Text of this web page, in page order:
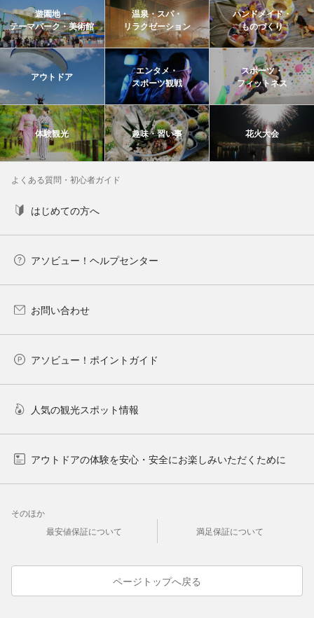
遊園地・
テーマパーク・美術館
温泉・スパ・
リラクゼーション
ハンドメイド・
ものづくり
アウトドア
エンタメ・
スポーツ観戦
スポーツ・
フィットネス
体験観光 趣味・習い事 花火大会
よくある質問・初心者ガイド
はじめての方へ
アソビュー！ヘルプセンター
お問い合わせ
アソビュー！ポイントガイド
人気の観光スポット情報
アウトドアの体験を安心・安全にお楽しみいただくために
そのほか
最安値保証について
満足保証について
ページトップへ戻る